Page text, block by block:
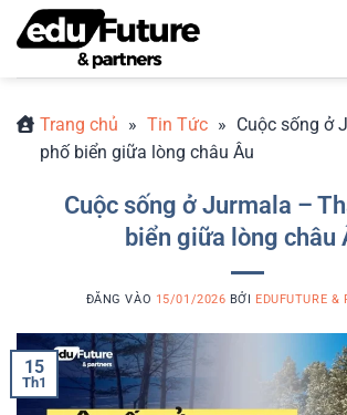
qua
Trang chủ » Tin Tức » Cuộc sống ở
phố biển giữa lòng châu Âu
Cuộc sống ở Jurmala –
biển giữa lòng châu
ĐĂNG VÀO 15/01/2026 BỞI EDUFUTURE &
15
Th1